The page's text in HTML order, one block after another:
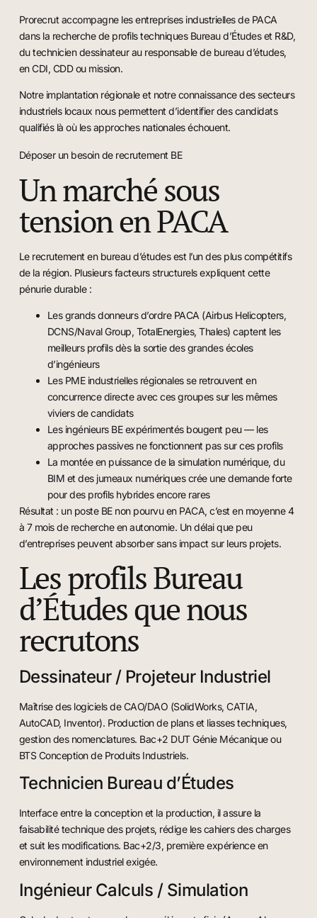
Prorecrut accompagne les entreprises industrielles de PACA
dans la recherche de profils techniques Bureau d’Études et R&D,
du technicien dessinateur au responsable de bureau d’études,
en CDI, CDD ou mission.
Notre implantation régionale et notre connaissance des secteurs
industriels locaux nous permettent d’identifier des candidats
qualifiés là où les approches nationales échouent.
Déposer un besoin de recrutement BE
Un marché sous
tension en PACA
Le recrutement en bureau d’études est l’un des plus compétitifs
de la région. Plusieurs facteurs structurels expliquent cette
pénurie durable :
Les grands donneurs d’ordre PACA (Airbus Helicopters,
DCNS/Naval Group, TotalEnergies, Thales) captent les
meilleurs profils dès la sortie des grandes écoles
d’ingénieurs
Les PME industrielles régionales se retrouvent en
concurrence directe avec ces groupes sur les mêmes
viviers de candidats
Les ingénieurs BE expérimentés bougent peu — les
approches passives ne fonctionnent pas sur ces profils
La montée en puissance de la simulation numérique, du
BIM et des jumeaux numériques crée une demande forte
pour des profils hybrides encore rares
Résultat : un poste BE non pourvu en PACA, c’est en moyenne 4
à 7 mois de recherche en autonomie. Un délai que peu
d’entreprises peuvent absorber sans impact sur leurs projets.
Les profils Bureau
d’Études que nous
recrutons
Dessinateur / Projeteur Industriel
Maîtrise des logiciels de CAO/DAO (SolidWorks, CATIA,
AutoCAD, Inventor). Production de plans et liasses techniques,
gestion des nomenclatures. Bac+2 DUT Génie Mécanique ou
BTS Conception de Produits Industriels.
Technicien Bureau d’Études
Interface entre la conception et la production, il assure la
faisabilité technique des projets, rédige les cahiers des charges
et suit les modifications. Bac+2/3, première expérience en
environnement industriel exigée.
Ingénieur Calculs / Simulation